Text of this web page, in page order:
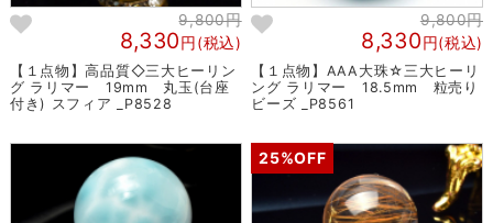
9,800円
8,330円(税込)
【１点物】高品質◇三大ヒーリン
グ ラリマー 19mm 丸玉(台座
付き) スフィア _P8528
9,800円
8,330円(税込)
【１点物】AAA大珠☆三大ヒーリ
ング ラリマー 18.5mm 粒売り
ビーズ _P8561
25%OFF